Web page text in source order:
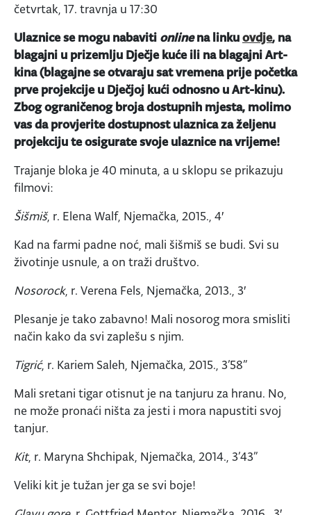
četvrtak, 17. travnja u 17:30
Ulaznice se mogu nabaviti onlinena linkuovdje, na
blagajni u prizemlju Dječje kuće ili na blagajni Art-
kina (blagajne se otvaraju sat vremena prije početka
prve projekcije u Dječjoj kući odnosno u Art-kinu).
Zbog ograničenog broja dostupnih mjesta, molimo
vas da provjerite dostupnost ulaznica za željenu
projekciju te osigurate svoje ulaznice na vrijeme!
Trajanje bloka je 40 minuta, a u sklopu se prikazuju
filmovi:
Šišmiš, r. Elena Walf, Njemačka, 2015., 4′
Kad na farmi padne noć, mali šišmiš se budi. Svi su
životinje usnule, a on traži društvo.
Nosorock, r. Verena Fels, Njemačka, 2013., 3′
Plesanje je tako zabavno! Mali nosorog mora smisliti
način kako da svi zaplešu s njim.
Tigrić, r. Kariem Saleh, Njemačka, 2015., 3’58”
Mali sretani tigar otisnut je na tanjuru za hranu. No,
ne može pronaći ništa za jesti i mora napustiti svoj
tanjur.
Kit, r. Maryna Shchipak, Njemačka, 2014., 3’43”
Veliki kit je tužan jer ga se svi boje!